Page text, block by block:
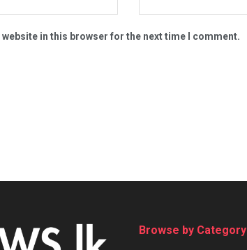
website in this browser for the next time I comment.
Browse by Category